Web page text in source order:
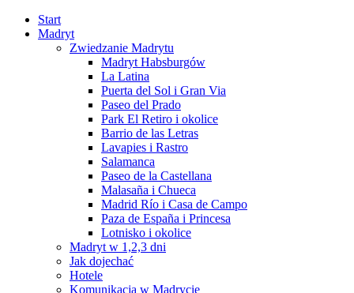
Start
Madryt
Zwiedzanie Madrytu
Madryt Habsburgów
La Latina
Puerta del Sol i Gran Via
Paseo del Prado
Park El Retiro i okolice
Barrio de las Letras
Lavapies i Rastro
Salamanca
Paseo de la Castellana
Malasaña i Chueca
Madrid Río i Casa de Campo
Paza de España i Princesa
Lotnisko i okolice
Madryt w 1,2,3 dni
Jak dojechać
Hotele
Komunikacja w Madrycie